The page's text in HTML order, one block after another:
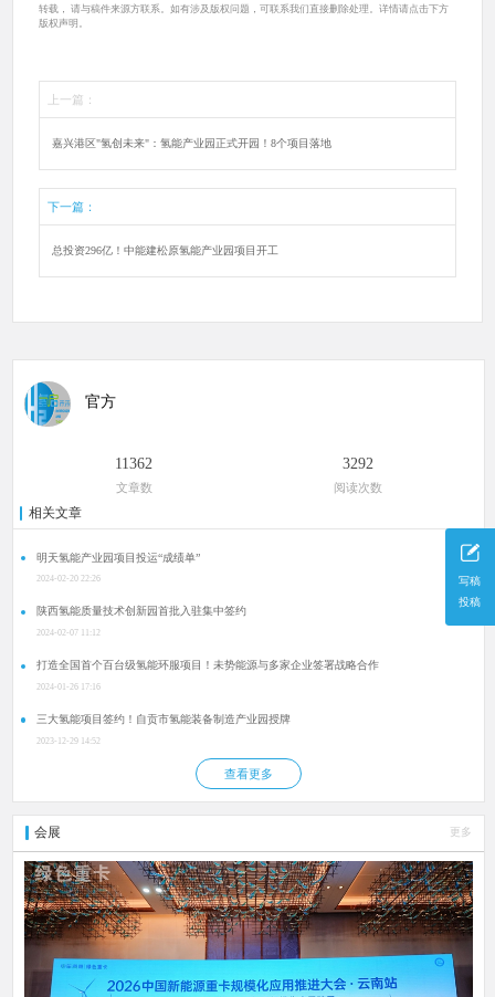
写稿
投稿
转载， 请与稿件来源方联系。如有涉及版权问题，可联系我们直接删除处理。详情请点击下方
版权声明。
上一篇：
嘉兴港区"氢创未来"：氢能产业园正式开园！8个项目落地
下一篇：
总投资296亿！中能建松原氢能产业园项目开工
官方
11362
文章数
3292
阅读次数
相关文章
明天氢能产业园项目投运“成绩单”
2024-02-20 22:26
陕西氢能质量技术创新园首批入驻集中签约
2024-02-07 11:12
打造全国首个百台级氢能环服项目！未势能源与多家企业签署战略合作
2024-01-26 17:16
三大氢能项目签约！自贡市氢能装备制造产业园授牌
2023-12-29 14:52
查看更多
会展 更多